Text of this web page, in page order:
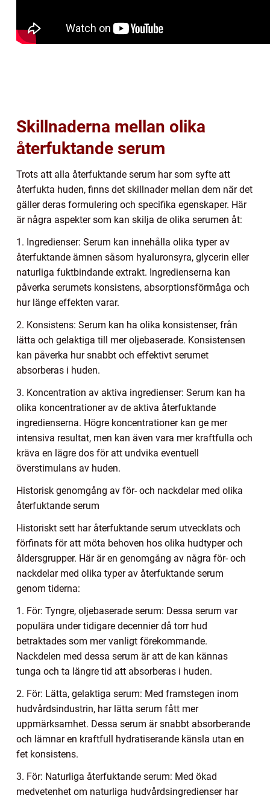
Skillnaderna mellan olika
återfuktande serum
Trots att alla återfuktande serum har som syfte att
återfukta huden, finns det skillnader mellan dem när det
gäller deras formulering och specifika egenskaper. Här
är några aspekter som kan skilja de olika serumen åt:
1. Ingredienser: Serum kan innehålla olika typer av
återfuktande ämnen såsom hyaluronsyra, glycerin eller
naturliga fuktbindande extrakt. Ingredienserna kan
påverka serumets konsistens, absorptionsförmåga och
hur länge effekten varar.
2. Konsistens: Serum kan ha olika konsistenser, från
lätta och gelaktiga till mer oljebaserade. Konsistensen
kan påverka hur snabbt och effektivt serumet
absorberas i huden.
3. Koncentration av aktiva ingredienser: Serum kan ha
olika koncentrationer av de aktiva återfuktande
ingredienserna. Högre koncentrationer kan ge mer
intensiva resultat, men kan även vara mer kraftfulla och
kräva en lägre dos för att undvika eventuell
överstimulans av huden.
Historisk genomgång av för- och nackdelar med olika
återfuktande serum
Historiskt sett har återfuktande serum utvecklats och
förfinats för att möta behoven hos olika hudtyper och
åldersgrupper. Här är en genomgång av några för- och
nackdelar med olika typer av återfuktande serum
genom tiderna:
1. För: Tyngre, oljebaserade serum: Dessa serum var
populära under tidigare decennier då torr hud
betraktades som mer vanligt förekommande.
Nackdelen med dessa serum är att de kan kännas
tunga och ta längre tid att absorberas i huden.
2. För: Lätta, gelaktiga serum: Med framstegen inom
hudvårdsindustrin, har lätta serum fått mer
uppmärksamhet. Dessa serum är snabbt absorberande
och lämnar en kraftfull hydratiserande känsla utan en
fet konsistens.
3. För: Naturliga återfuktande serum: Med ökad
medvetenhet om naturliga hudvårdsingredienser har